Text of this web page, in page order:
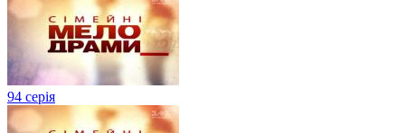
94 серія